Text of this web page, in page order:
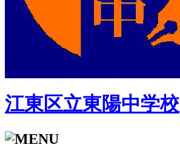
江東区立東陽中学校